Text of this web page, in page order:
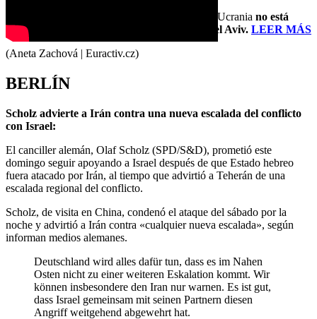
Sin embargo, varios políticos checos creen que Ucrania no está
recibiendo el mismo nivel de respaldo que Tel Aviv. LEER MÁS
(Aneta Zachová | Euractiv.cz)
BERLÍN
Scholz advierte a Irán contra una nueva escalada del conflicto
con Israel:
El canciller alemán, Olaf Scholz (SPD/S&D), prometió este
domingo seguir apoyando a Israel después de que Estado hebreo
fuera atacado por Irán, al tiempo que advirtió a Teherán de una
escalada regional del conflicto.
Scholz, de visita en China, condenó el ataque del sábado por la
noche y advirtió a Irán contra «cualquier nueva escalada», según
informan medios alemanes.
Deutschland wird alles dafür tun, dass es im Nahen
Osten nicht zu einer weiteren Eskalation kommt. Wir
können insbesondere den Iran nur warnen. Es ist gut,
dass Israel gemeinsam mit seinen Partnern diesen
Angriff weitgehend abgewehrt hat.